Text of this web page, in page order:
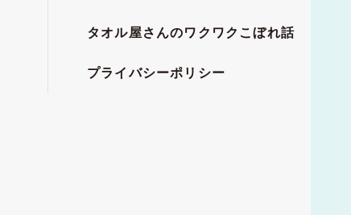
タオル屋さんのワクワクこぼれ話
プライバシーポリシー